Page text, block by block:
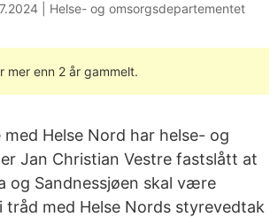
Helse- og omsorgsdepartementet
mer enn 2 år gammelt.
Helse Nord har helse- og
Jan Christian Vestre fastslått at
og Sandnessjøen skal være
tråd med Helse Nords styrevedtak